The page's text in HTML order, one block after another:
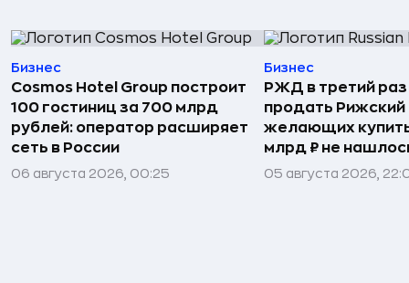
Бизнес
Cosmos Hotel Group построит
100 гостиниц за 700 млрд
рублей: оператор расширяет
сеть в России
06 августа 2026, 00:25
Бизнес
РЖД в третий
продать Рижский
желающих
млрд ₽ не
05 августа 2026,